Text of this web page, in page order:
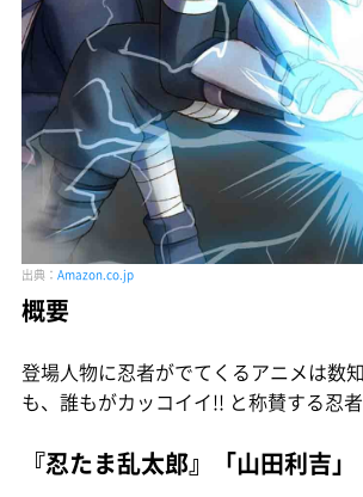
出典： Amazon.co.jp
概要
登場人物に忍者がでてくるアニメは数
も、誰もがカッコイイ!! と称賛する忍者
『忍たま乱太郎』「山田利吉」